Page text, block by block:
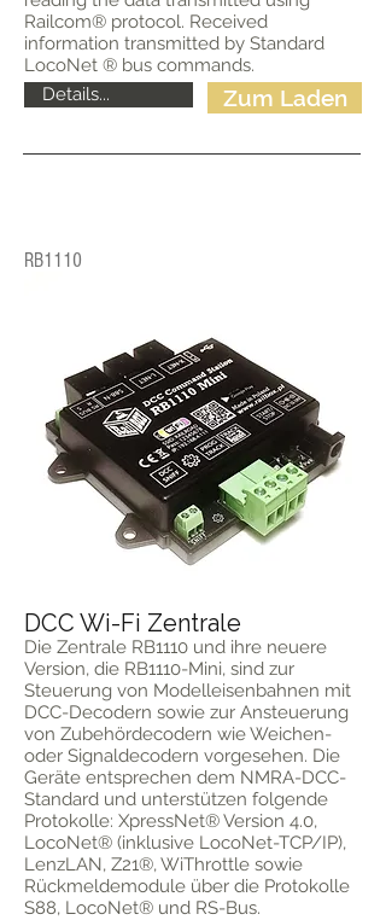
Railcom® protocol. Received
information transmitted by Standard
LocoNet ® bus commands.
Details...
Zum Laden
RB1110
DCC Wi-Fi Zentrale
Die Zentrale RB1110 und ihre neuere
Version, die RB1110-Mini, sind zur
Steuerung von Modelleisenbahnen mit
DCC-Decodern sowie zur Ansteuerung
von Zubehördecodern wie Weichen-
oder Signaldecodern vorgesehen. Die
Geräte entsprechen dem NMRA-DCC-
Standard und unterstützen folgende
Protokolle: XpressNet® Version 4.0,
LocoNet® (inklusive LocoNet-TCP/IP),
LenzLAN, Z21®, WiThrottle sowie
Rückmeldemodule über die Protokolle
S88, LocoNet® und RS-Bus.